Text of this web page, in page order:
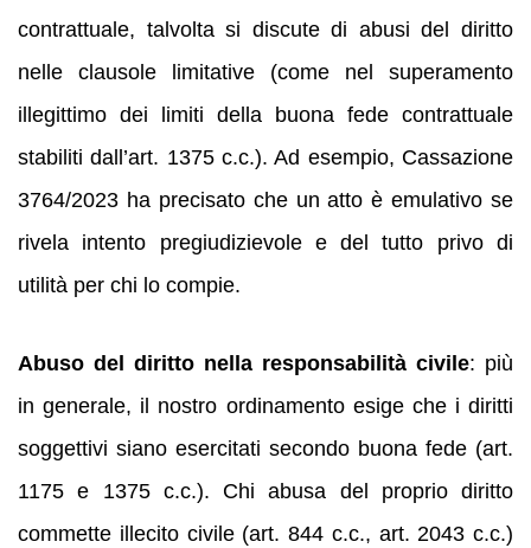
contrattuale, talvolta si discute di abusi del diritto
nelle clausole limitative (come nel superamento
illegittimo dei limiti della buona fede contrattuale
stabiliti dall’art. 1375 c.c.). Ad esempio, Cassazione
3764/2023 ha precisato che un atto è emulativo se
rivela intento pregiudizievole e del tutto privo di
utilità per chi lo compie.
Abuso del diritto nella responsabilità civile: più
in generale, il nostro ordinamento esige che i diritti
soggettivi siano esercitati secondo buona fede (art.
1175 e 1375 c.c.). Chi abusa del proprio diritto
commette illecito civile (art. 844 c.c., art. 2043 c.c.)